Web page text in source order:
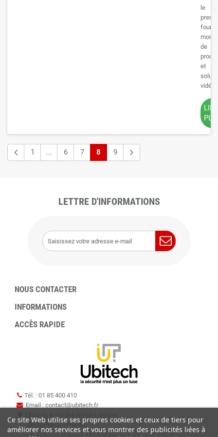
le
de
et
LIRE
1 ... 6 7 8 9
LETTRE D'INFORMATIONS
NOUS CONTACTER
INFORMATIONS
ACCÈS RAPIDE
Tél. : 01 85 400 410
Email : contact@ubitech.fr
78370 Plaisir - France
Ce site Web utilise ses propres cookies et ceux de tiers pour
améliorer nos services et vous montrer des publicités liées à